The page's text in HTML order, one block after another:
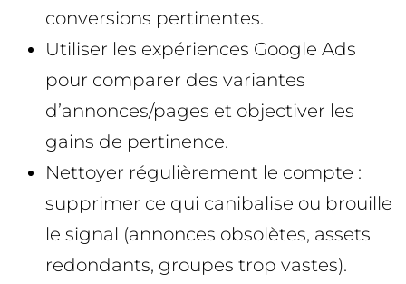
conversions pertinentes.
Utiliser les expériences Google Ads
pour comparer des variantes
d’annonces/pages et objectiver les
gains de pertinence.
Nettoyer régulièrement le compte :
supprimer ce qui canibalise ou brouille
le signal (annonces obsolètes, assets
redondants, groupes trop vastes).